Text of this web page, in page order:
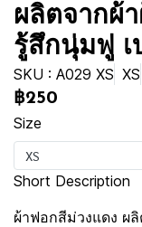
ผลิตจากผ้
รู้สึกนุ่มฟู เ
SKU : A029 XS XS
฿250
Size
XS
Short Description
ผ้าฟอกสีม่วงแดง ผ